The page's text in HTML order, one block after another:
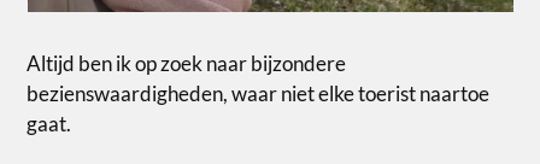
Altijd ben ik op zoek naar bijzondere
bezienswaardigheden, waar niet elke toerist naartoe
gaat.